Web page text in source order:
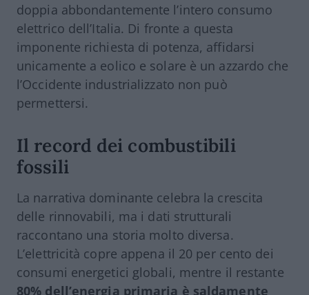
doppia abbondantemente l’intero consumo
elettrico dell’Italia. Di fronte a questa
imponente richiesta di potenza, affidarsi
unicamente a eolico e solare è un azzardo che
l’Occidente industrializzato non può
permettersi.
Il record dei combustibili
fossili
La narrativa dominante celebra la crescita
delle rinnovabili, ma i dati strutturali
raccontano una storia molto diversa.
L’elettricità copre appena il 20 per cento dei
consumi energetici globali, mentre il restante
80% dell’energia primaria è saldamente